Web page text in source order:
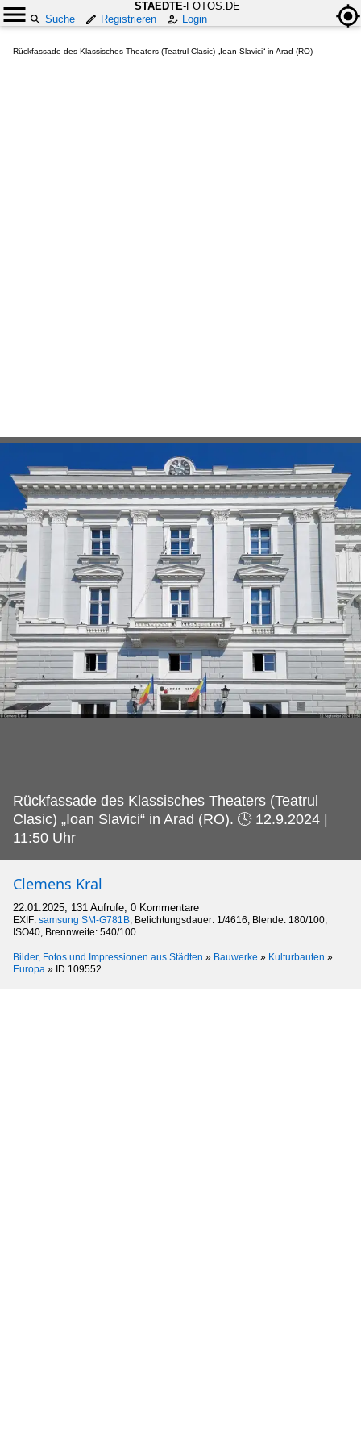
STAEDTE-FOTOS.DE
Suche
Registrieren Login
Rückfassade des Klassisches Theaters (Teatrul Clasic) „Ioan Slavici“ in Arad (RO)
Rückfassade des Klassisches Theaters (Teatrul
Clasic) „Ioan Slavici“ in Arad (RO). 🕓 12.9.2024 |
11:50 Uhr
Clemens Kral
22.01.2025, 131 Aufrufe, 0 Kommentare
EXIF: samsung SM-G781B, Belichtungsdauer: 1/4616, Blende: 180/100,
ISO40, Brennweite: 540/100
Bilder, Fotos und Impressionen aus Städten » Bauwerke » Kulturbauten »
Europa » ID 109552